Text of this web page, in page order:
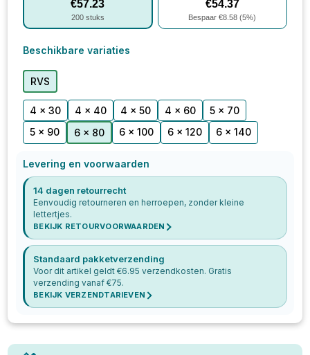
€57.23
200stuks
€54.37
Bespaar €8.58 (5%)
Beschikbare variaties
RVS
4 x 30 4 x 40 4 x 50 4 x 60
5 x 70
5 x 90
6 x 80 6 x 100 6 x 120 6 x 140
Levering en voorwaarden
14 dagen retourrecht
Eenvoudig retourneren en herroepen, zonder kleine
lettertjes.
BEKIJK RETOURVOORWAARDEN
Standaard pakketverzending
Voor dit artikel geldt €6.95 verzendkosten. Gratis
verzending vanaf €75.
BEKIJK VERZENDTARIEVEN